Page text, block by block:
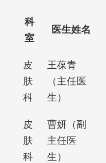
科
室
医生姓名
皮
肤
科
王葆青
（主任医
生）
皮
肤
科
曹妍（副
主任医
生）